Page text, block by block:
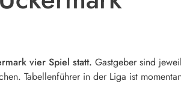
vier Spiel statt. Gastgeber sind
Tabellenführer in der Liga ist